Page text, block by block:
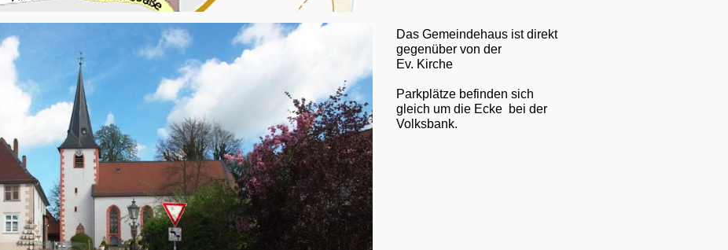
Das Gemeindehaus ist direkt
gegenüber von der
Ev. Kirche
Parkplätze befinden sich
gleich um die Ecke bei der
Volksbank.